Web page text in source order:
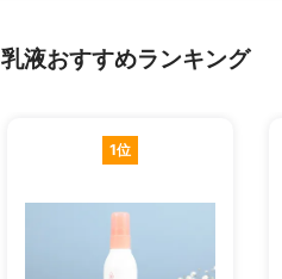
乳液おすすめランキング
1位